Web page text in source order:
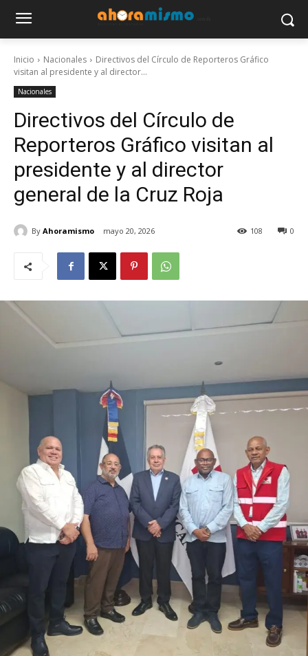
Inicio Nacionales
Directivos del Círculo de Reporteros Gráfico
visitan al presidente y al director...
Nacionales
Directivos del Círculo de
Reporteros Gráfico visitan al
presidente y al director
general de la Cruz Roja
By Ahoramismo mayo 20, 2026 0
108